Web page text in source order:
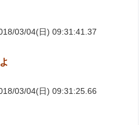
03/04(日) 09:31:41.37
03/04(日) 09:31:25.66